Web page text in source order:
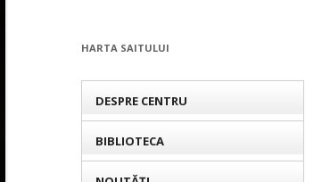
HARTA SAITULUI
DESPRE CENTRU
BIBLIOTECA